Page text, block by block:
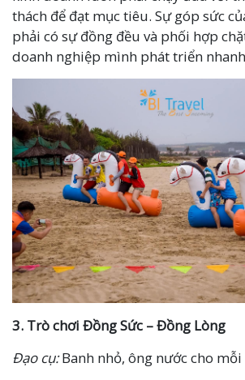
thách để đạt mục tiêu. Sự góp sức
phải có sự đồng đều và phối hợp
doanh nghiệp mình phát triển
3. Trò chơi Đồng Sức – Đồng Lòng
Đạo cụ:Banh nhỏ, ông nước cho